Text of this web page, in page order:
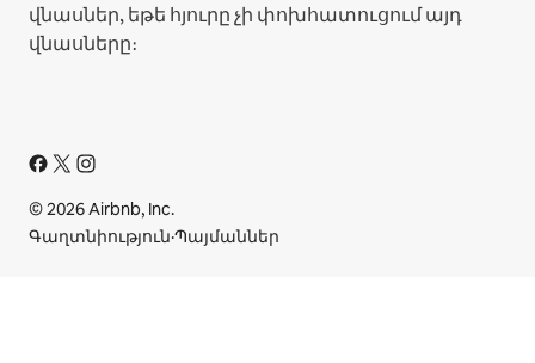
վնասներ, եթե հյուրը չի փոխհատուցում այդ
վնասները։
© 2026 Airbnb, Inc.
Գաղտնիություն·Պայմաններ